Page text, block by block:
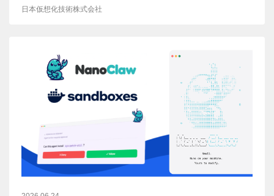
日本仮想化技術株式会社